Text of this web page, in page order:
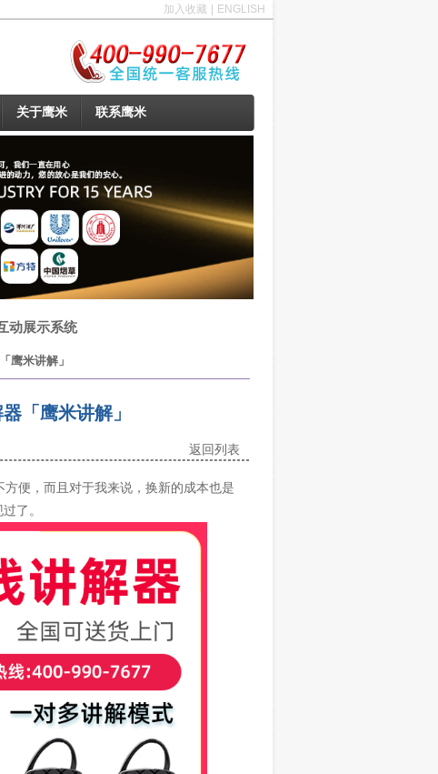
加入收藏 ENGLISH
关于鹰米 联系鹰米
动展示系统
鹰米讲解」
「鹰米讲解」
返回列表
便，而且对于我来说，换新的成本也是
了。